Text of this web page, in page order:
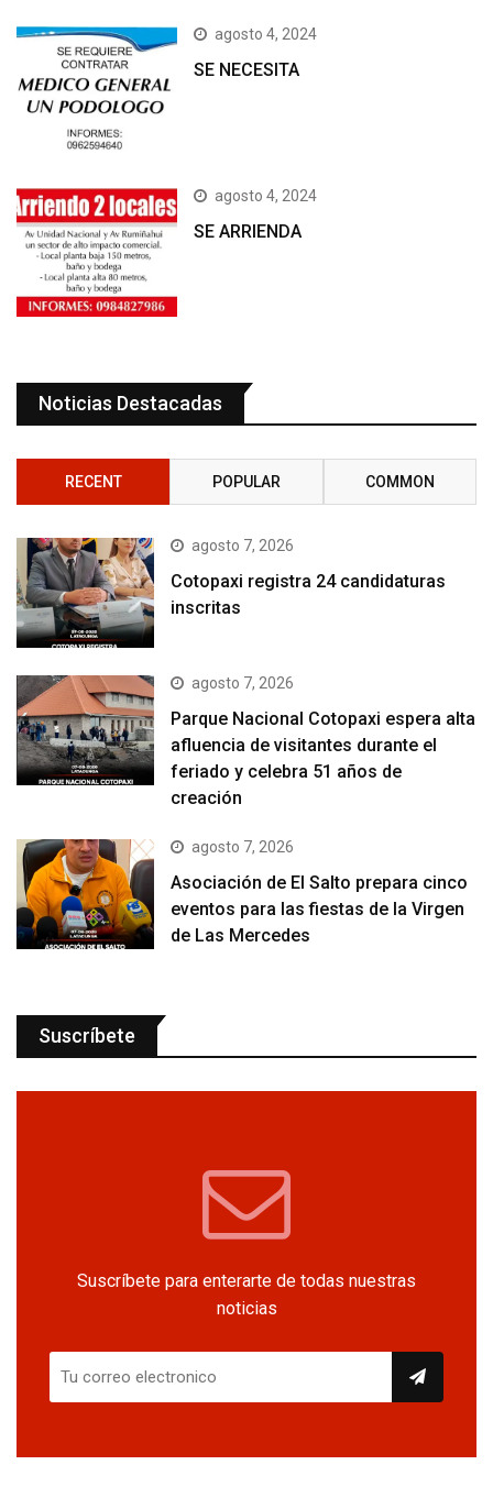
agosto 4, 2024
SE NECESITA
agosto 4, 2024
SE ARRIENDA
Noticias Destacadas
RECENT POPULAR COMMON
agosto 7, 2026
Cotopaxi registra 24 candidaturas
inscritas
agosto 7, 2026
Parque Nacional Cotopaxi espera alta
afluencia de visitantes durante el
feriado y celebra 51 años de
creación
agosto 7, 2026
Asociación de El Salto prepara cinco
eventos para las fiestas de la Virgen
de Las Mercedes
Suscríbete
Suscríbete para enterarte de todas nuestras
noticias